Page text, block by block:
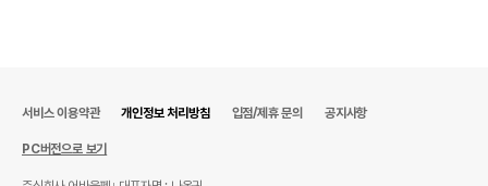
서비스 이용약관 개인정보 처리방침 입점/제휴 문의 공지사항
PC버전으로 보기